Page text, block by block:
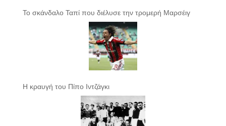
Το σκάνδαλο Ταπί που διέλυσε την τρομερή Μαρσέιγ
Η κραυγή του Πίπο Ιντζάγκι